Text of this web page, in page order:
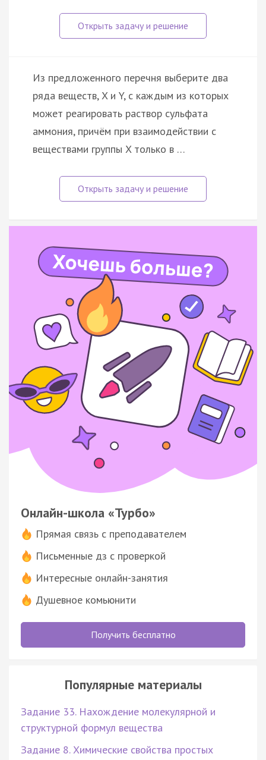
Из предложенного перечня выберите два
ряда веществ, X и Y, с каждым из которых
может реагировать раствор сульфата
аммония, причём при взаимодействии с
веществами группы X только в …
Онлайн-школа «Турбо»
Прямая связь с преподавателем
Письменные дз с проверкой
Интересные онлайн-занятия
Душевное комьюнити
Получить бесплатно
Популярные материалы
Задание 33. Нахождение молекулярной и
структурной формул вещества
Задание 8. Химические свойства простых